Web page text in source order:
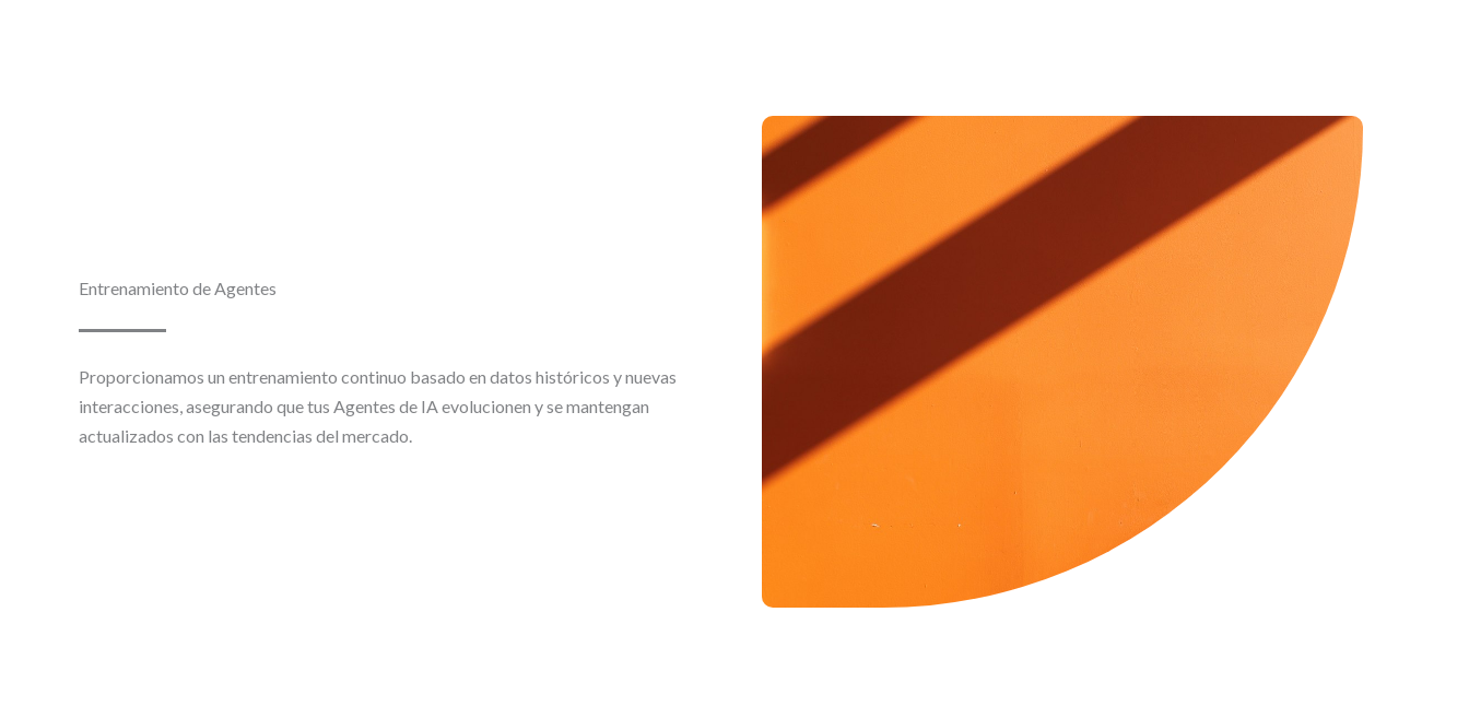
Entrenamiento de Agentes
Proporcionamos un entrenamiento continuo basado en datos históricos y nuevas
interacciones, asegurando que tus Agentes de IA evolucionen y se mantengan
actualizados con las tendencias del mercado.